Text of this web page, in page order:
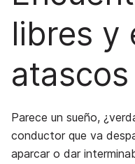
libres y
atascos
Parece un sueño,
conductor que va
aparcar o dar